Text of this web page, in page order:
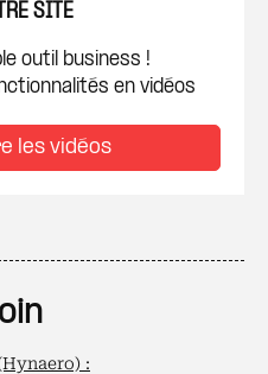
SITE
outil business !
en vidéos
les vidéos
: